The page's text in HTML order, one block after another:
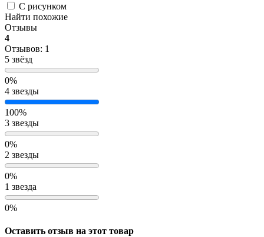
С рисунком
Найти похожие
Отзывы
4
Отзывов: 1
5 звёзд
0%
4 звезды
100%
3 звезды
0%
2 звезды
0%
1 звезда
0%
Оставить отзыв на этот товар